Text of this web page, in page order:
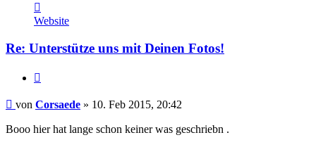
von
Corsaede
Website
Re: Unterstütze uns mit Deinen Fotos!
Beitrag
von Corsaede » 10. Feb 2015, 20:42
Booo hier hat lange schon keiner was geschriebn .